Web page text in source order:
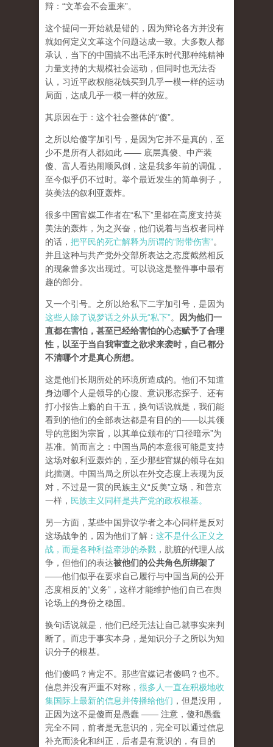
辩：“文革会不会重来”。
这个提问一开始就是错的，因为辩论各方并没有
就如何定义文革这个问题达成一致。大多数人都
承认，当下的中国搞不出毛泽东时代那种纯精神
力量支持的大规模社会运动，但同时也无法否
认，习近平政权能花钱买到几乎一模一样的运动
局面，达成几乎一模一样的效应。
其原因在于：这个社会整体的“傻”。
之所以给傻字加引号，是因为它并不是真的，至
少不是所有人都如此 —— 底层真傻、中产装
傻、富人看热闹顺风倒，这是我多年前的调侃，
至今似乎仍不过时。举个最近发生的简单例子，
英美法的叙利亚轰炸。
很多中国官媒工作者在“私下”里都在高度支持英
美法的轰炸，为之兴奋，他们说着与当权者同样
的话， 把平民的死亡解释为所谓的“附带伤害”。
并且这种与共产党外交部所表达之态度截然相反
的现象曾多次出现过。可以说这是整件事中最有
趣的部分。
又一个引号。之所以给私下二字加引号，是因为
这些人除了说梦话之外从无“私下”。
因为他们一
直都在害怕，甚至已经给害怕的心态赋予了合理
性，以至于当自我审查之欲求来袭时，自己都分
不清哪个才是真心所想。
这是他们长期所处的环境所造成的。他们不知道
身边哪个人是领导的心腹、意识形态探子、还有
打小报告上瘾的自干五，换句话说就是，我们能
看到的他们的全部表达都是有目的的——以其领
导的意图为宗旨，以其单位颁布的“口径暗示”为
基准。简而言之：中国当局的本意很可能是支持
这场对叙利亚轰炸的，至少那些官媒的领导在如
此揣测。中国当局之所以在外交态度上表现为反
对，不过是一贯的民族主义“反美”立场，和普京
一样， 民族主义同样是共产党的政权根基。
另一方面，某些中国异议学者之本心同样是反对
这场战争的，因为他们了解： 这不是什么正义之
战，而是各种利益牵涉的杀戮 ，肮脏的代理人战
争，但他们的表达被他们的公共角色所绑架了
——他们似乎在要求自己履行与中国当局的公开
态度相反的“义务”，这样才能维护他们自己在舆
论场上的身份之稳固。
换句话说就是，他们已经无法让自己就事实来判
断了。而忠于事实本身，是知识分子之所以为知
识分子的根基。
他们傻吗？肯定不。那些官媒记者傻吗？也不。
信息并没有严重不对称， 很多人一直在积极地收
集国际上最新的信息并传播给他们 ，但是没用，
正因为这不是傻而是愚蠢 —— 注意，傻和愚蠢
完全不同，前者是无意识的，完全可以通过信息
补充而淡化和纠正，后者是有意识的，有目的